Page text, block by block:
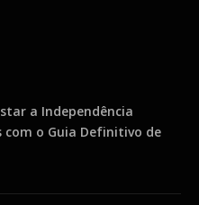
a Independência
com o Guia Definitivo de